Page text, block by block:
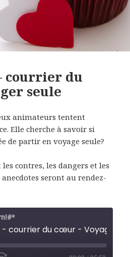
courrier du
seule
animateurs tentent
Elle cherche à savoir si
de partir en voyage seule?
contres, les dangers et les
seront au rendez-